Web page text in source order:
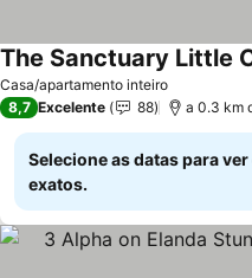
Casa/apartamento inteiro
The Sanctuary Little
8,7 Excelente 88 a 0.3 km
Selecione as datas para
exatos.